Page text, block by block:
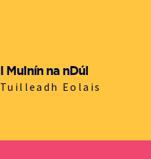
I Muinín na nDúl
Tuilleadh Eolais